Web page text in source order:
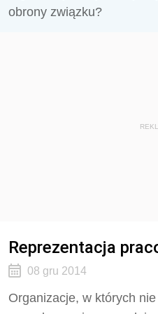
obrony związku?
Reprezentacja
08 gru 2014
Organizacje, w których nie